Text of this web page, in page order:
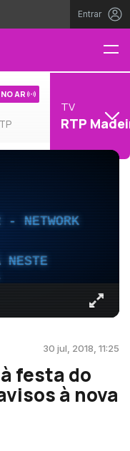
Entrar
NO AR
TV
RTP
NETWORK
NESTE
30 jul, 2018, 11:25
festa do
à nova